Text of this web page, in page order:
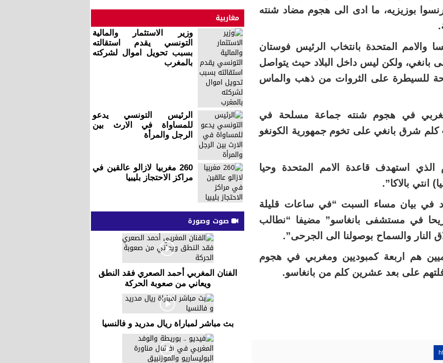
بوزيزيه، ما ادى الى هجوم مضاد شنته
والامم المتحدة بانتخاب الرئيس فوستان
بانغي، ولكن ليس داخل البلاد حيث يتواصل
للسيطرة على الثروات من ذهب والماس
في هجوم شنته جماعة مسلحة في
بانغاسو التي تقع على بعد 474 كلم شرق بانغي على تخوم جمهورية الكونغو
الذي استهدف قاعدة الامم المتحدة وحيا
انتي بالاكا”.
في بيان مساء السبت “في ساعات قليلة
اطباء بلا حدود 21 جريحا في مستشفى بانغاسو” مضيفا “نطالب
والسماح بوصولنا الى الجرحى”.
هم اربعة كمبوديين ومغربي في هجوم
على بعد عشرين كلم من بانغاسو.
مغاربية
وزير الاستثمار والمالية
التونسي يقدم استقالته
بسبب تحويل اموال لشركته
بالمغرب
الرئيس التونسي يدعو
للمساواة في الارث بين
الرجل والمرأة
260 مغربيا لازالو عالقين في
مراكز الاحتجاز بليبيا
صوت وصورة
الفنان المغربي أحمد الصعري فقد النطق
ويعاني من صعوبة الحركة
بث مباشر لمباراة ريال مدريد و فالنسيا